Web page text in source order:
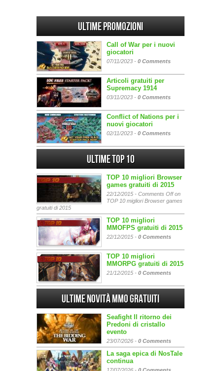
Ultime promozioni
Call of War per i nuovi
giocatori
07/11/2023 - 0 Comments
Articoli gratuiti per
Supremacy 1914
03/11/2023 - 0 Comments
Conflict of Nations per i
nuovi giocatori
02/11/2023 - 0 Comments
Ultime Top 10
TOP 10 migliori Browser
games gratuiti di 2015
22/12/2015 - Comments Offon
TOP 10 migliori Browser games
gratuiti di 2015
TOP 10 migliori
MMOFPS gratuiti di 2015
22/12/2015 - 0 Comments
TOP 10 migliori
MMORPG gratuiti di 2015
21/12/2015 - 0 Comments
Ultime Novità MMO gratuiti
Seafight Il ritorno dei
Predoni di cristallo
evento
23/07/2026 - 0 Comments
La saga epica di NosTale
continua